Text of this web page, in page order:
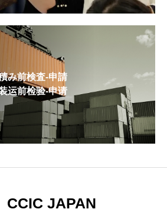
前検査-申請
前检验-申请
CCIC JAPAN